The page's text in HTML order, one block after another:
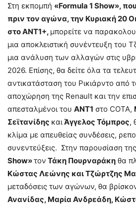
Στη εκπομπή «Formula 1 Show»,
πριν τον αγώνα, την Κυριακή 20
στο ΑΝΤ1+, μπορείτε να
μια αποκλειστική συνέντευξη του
μια ανάλυση των αλλαγών στις
2026. Επίσης, θα δείτε όλα τα
αντικατάσταση του Ρικιάρντο από
αποχώρηση της Renault και την
απεσταλμένοι του ΑΝΤ1 στο COTA,
Σεϊτανίδης καιΆγγελος Τόμπρος,
κλίμα με απευθείας συνδέσεις,
συνεντεύξεις. Στην παρουσίαση
Show»τον Τάκη Πουρναράκη θα
Κώστας Λεώνης και Τζώρτζης
μεταδόσεις των αγώνων, θα
Ανανίδας, Μαρία Ανδρεάδη,